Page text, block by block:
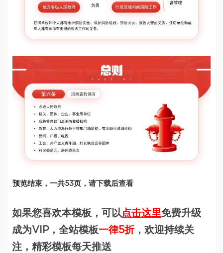
预览结束，一共53页，请下载后查看
如果您喜欢本模板，可以点击这里免费升级
成为VIP，全站模板一律5折，欢迎持续关
注，精彩模板每天推送